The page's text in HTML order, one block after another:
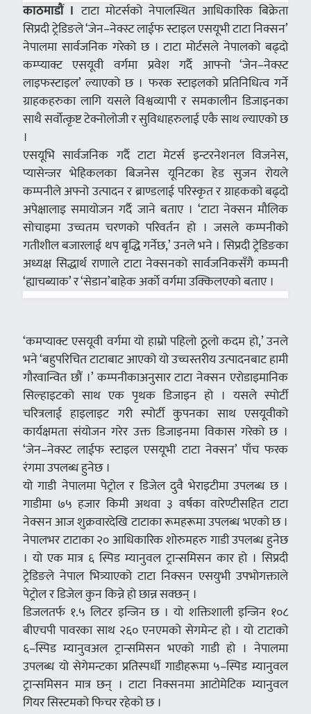
काठमाडौं । टाटा मोटर्सको नेपालस्थित आधिकारिक बिक्रेता
सिप्रदी ट्रेडिङले ‘जेन–नेक्स्ट लाईफ स्टाइल एसयूभी टाटा निक्सन’
नेपालमा सार्वजनिक गरेको छ । टाटा मोर्टसले नेपालको बढ्दो
कम्प्याक्ट एसयूवी वर्गमा प्रवेश गर्दै आफ्नो ‘जेन–नेक्स्ट
लाइफस्टाइल’ ल्याएको छ । फरक स्टाइलको प्रतिनिधित्व गर्ने
ग्राहकहरुका लागि यसले विश्वव्यापी र समकालीन डिजाइनका
साथै सर्वोत्कृष्ट टेक्नोलोजी र सुविधाहरुलाई एकै साथ ल्याएको छ
।
एसयूभि सार्वजनिक गर्दै टाटा मेटर्स इन्टरनेशनल विजनेस,
प्यासेन्जर भेहिकलका बिजनेस यूनिटका हेड सुजन रोयले
कम्पनीले अफ्नो उत्पादन र ब्राण्डलाई परिस्कृत र ग्राहकको बढ्दो
अपेक्षालाइ समायोजन गर्दै जाने बताए । ‘टाटा नेक्सन मौलिक
सोचाइमा उच्चतम चरणको परिवर्तन हो । जसले कम्पनीको
गतीशील बजारलाई थप बृद्धि गर्नेछ,’ उनले भने । सिप्रदी ट्रेडिङका
अध्यक्ष सिद्धार्थ राणाले टाटा नेक्सनको सार्वजनिकसँगै कम्पनी
‘ह्याचब्याक’ र ‘सेडान’बाहेक अर्काे वर्गमा उक्किलएको बताए ।
‘कमप्याक्ट एसयूवी वर्गमा यो हाम्रो पहिलो ठूलो कदम हो,’ उनले
भने ‘बहुपरिचित टाटाबाट आएको यो उच्चस्तरीय उत्पादनबाट हामी
गौरवान्वित छौं ।’ कम्पनीकाअनुसार टाटा नेक्सन एरोडाइमानिक
सिल्हाइटको साथ एक पृथक डिजाइन हो । यसले स्पोर्टी
चरित्रलाई हाइलाइट गरी स्पोर्टी कुपनका साथ एसयूवीको
कार्यक्षमता संयोजन गरेर उक्त डिजाइनमा विकास गरेको छ ।
‘जेन–नेक्स्ट लाईफ स्टाइल एसयूभी टाटा नेक्सन’ पाँच फरक
रंगमा उपलब्ध हुनेछ ।
यो गाडी नेपालमा पेट्रोल र डिजेल दुवै भेराइटीमा उपलब्ध छ ।
गाडीमा ७५ हजार किमी अथवा ३ वर्षका वारेण्टीसहित टाटा
नेक्सन आज शुक्रवारदेखि टाटाका रूमहरूमा उपलब्ध भएको छ ।
नेपालभर टाटाका २० आधिकारिक शोरुमहरु गाडी उपलब्ध हुनेछ
। यो एक मात्र ६ स्पिड म्यानुवल ट्रान्समिसन कार हो । सिप्रदी
ट्रेडिङले नेपाल भित्र्याएको टाटा निक्सन एसयुभी उपभोगक्ताले
पेट्रोल र डिजेल कुन किन्ने हो छान्न सक्छन् ।
डिजलतर्फ १.५ लिटर इन्जिन छ । यो शक्तिशाली इन्जिन १०८
बीएचपी पावरका साथ २६० एनएमको सेगमेन्ट हो । यो टाटाको
६–स्पिड म्यानुवअल ट्रान्समिसन भएको गाडी हो । नेपालमा
उपलब्ध यो सेगेमन्टका प्रतिस्पर्धी गाडीहरूमा ५–स्पिड म्यानुवल
ट्रान्समिसन मात्र छन् । टाटा निक्सनमा आटोमेटिक म्यानुवल
गियर सिस्टमको फिचर रहेको छ ।